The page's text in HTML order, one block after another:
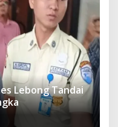
Lebong Tandai